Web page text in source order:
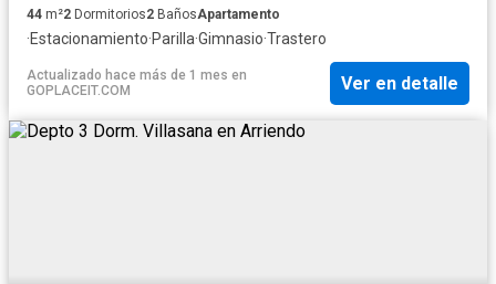
44 m²2 Dormitorios2 BañosApartamento
·Estacionamiento·Parilla·Gimnasio·Trastero
Actualizado hace más de 1 mes en
GOPLACEIT.COM
Ver en detalle